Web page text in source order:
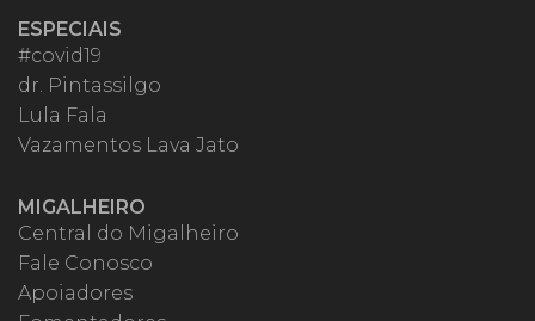
ESPECIAIS
#covid19
dr. Pintassilgo
Lula Fala
Vazamentos Lava Jato
MIGALHEIRO
Central do Migalheiro
Fale Conosco
Apoiadores